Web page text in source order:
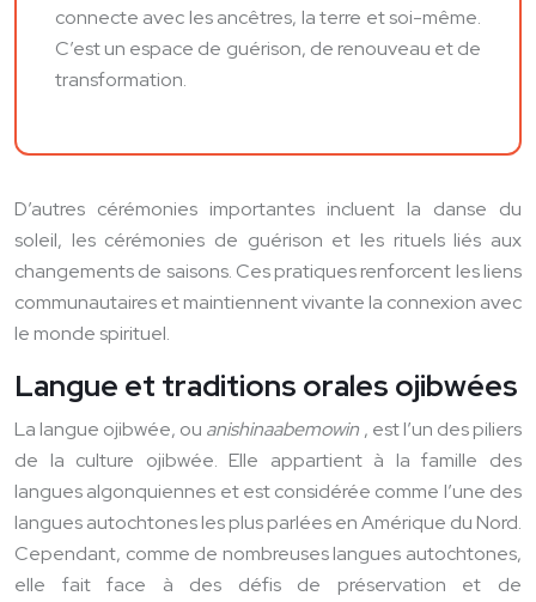
connecte avec les ancêtres, la terre et soi-même.
C’est un espace de guérison, de renouveau et de
transformation.
D’autres cérémonies importantes incluent la danse du
soleil, les cérémonies de guérison et les rituels liés aux
changements de saisons. Ces pratiques renforcent les liens
communautaires et maintiennent vivante la connexion avec
le monde spirituel.
Langue et traditions orales ojibwées
La langue ojibwée, ou anishinaabemowin , est l’un des piliers
de la culture ojibwée. Elle appartient à la famille des
langues algonquiennes et est considérée comme l’une des
langues autochtones les plus parlées en Amérique du Nord.
Cependant, comme de nombreuses langues autochtones,
elle fait face à des défis de préservation et de